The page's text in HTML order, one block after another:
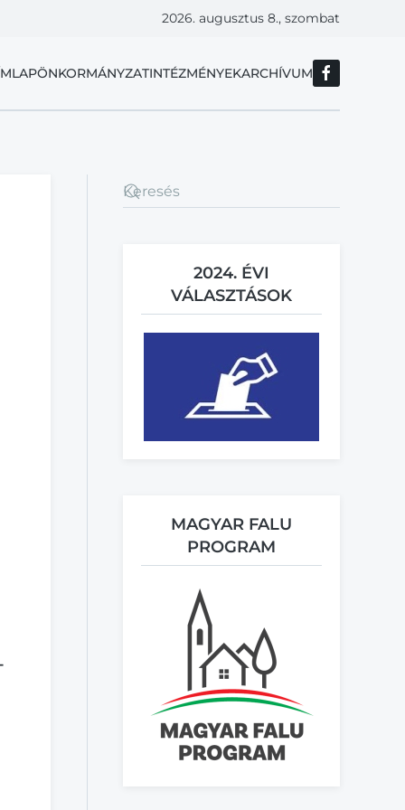
2026. augusztus 8., szombat
ÖNKORMÁNYZATINTÉZMÉNYEKARCHÍVUM
2024. ÉVI
VÁLASZTÁSOK
MAGYAR FALU
PROGRAM